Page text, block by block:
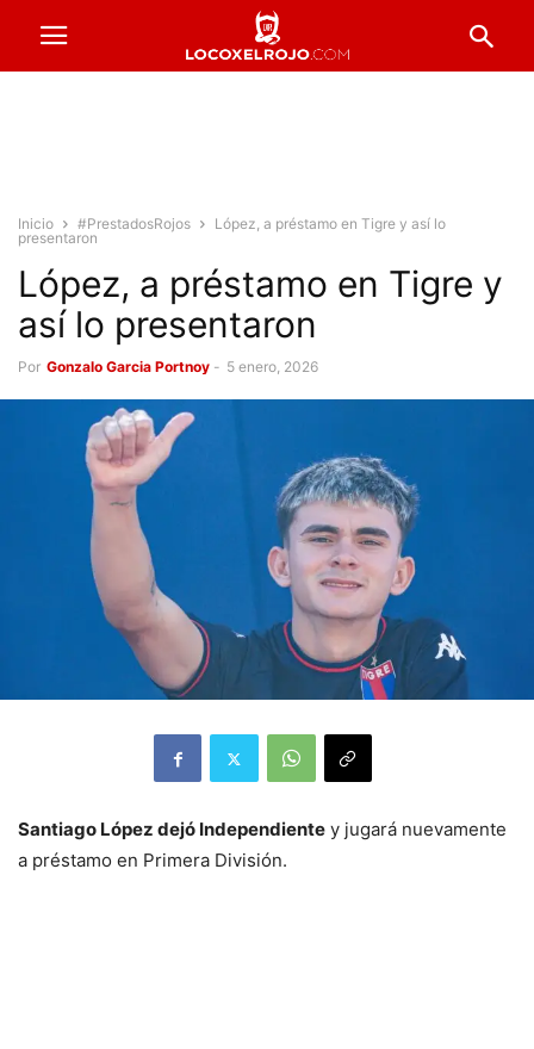
Inicio #PrestadosRojos
López, a préstamo en Tigre y así lo
presentaron
López, a préstamo en Tigre y
así lo presentaron
Por Gonzalo Garcia Portnoy - 5 enero, 2026
Santiago López dejó Independiente y jugará nuevamente
a préstamo en Primera División.